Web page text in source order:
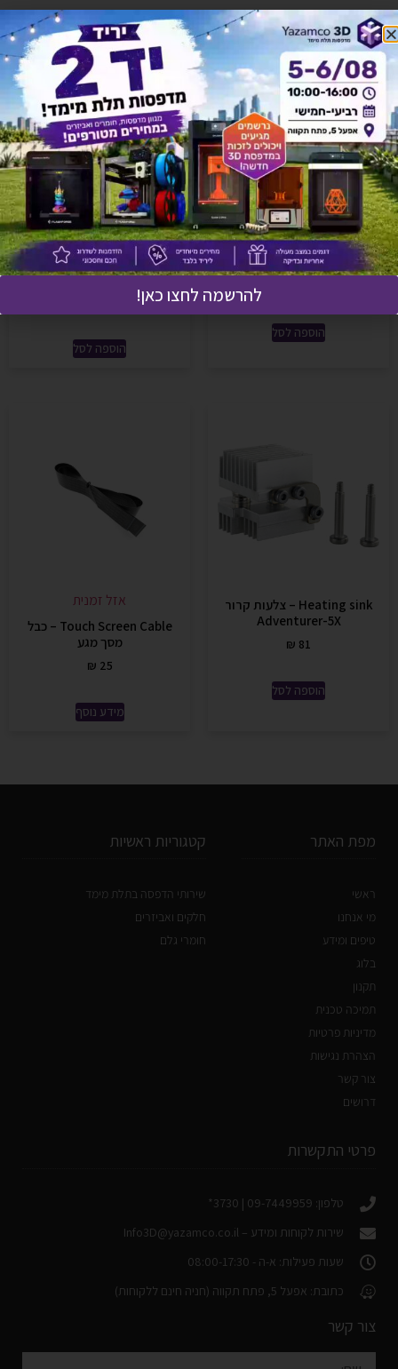
IFS instation plate – תושבת
IFS Adventurer 5X
הוספה לסל
Stepper with Feeding Gear -
סטפר וגלגל הזנה Adventurer
5X
הוספה לסל
Heating sink – צלעות קרור
Adventurer-5X
₪ 81
הוספה לסל
אזל זמנית
Touch Screen Cable – כבל
מסך מגע
₪ 25
מידע נוסף
מפת האתר
ראשי
מי אנחנו
טיפים ומידע
בלוג
תקנון
תמיכה טכנית
מדיניות פרטיות
הצהרת נגישות
צור קשר
דרושים
קטגוריות ראשיות
שירותי הדפסה בתלת מימד
חלקים ואביזרים
חומרי גלם
פרטי התקשרות
טלפון: 09-7449959 | 3730*
שירות לקוחות ומידע – Info3D@yazamco.co.il
שעות פעילות: א-ה - 08:00-17:30
כתובת: אפעל 5, פתח תקווה (חניה חינם ללקוחות)
צור קשר
להרשמה לחצו כאן!